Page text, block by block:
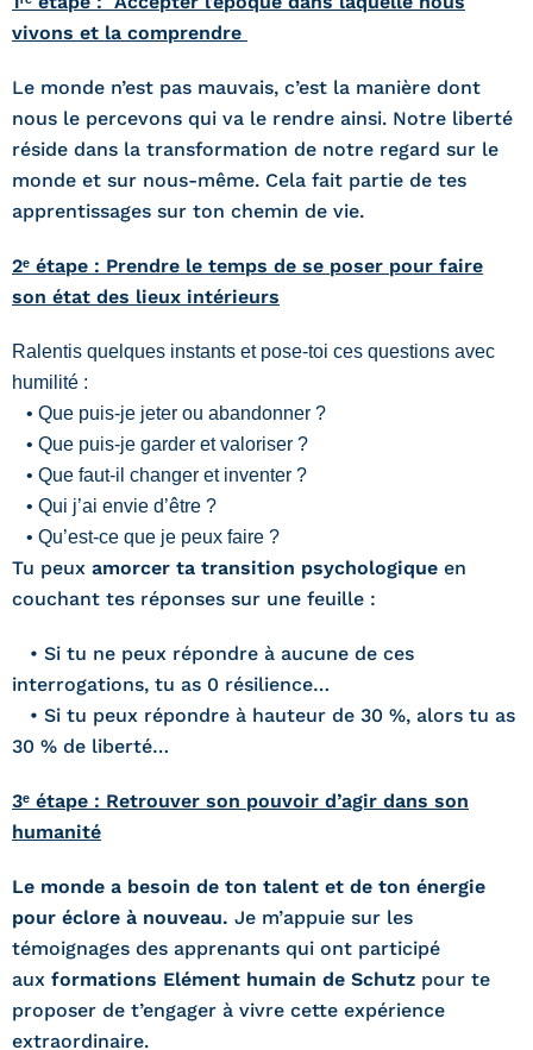
vivons et la comprendre
Le monde n’est pas mauvais, c’est la manière dont
nous le percevons qui va le rendre ainsi. Notre liberté
réside dans la transformation de notre regard sur le
monde et sur nous-même. Cela fait partie de tes
apprentissages sur ton chemin de vie.
2ᵉ étape : Prendre le temps de se poser pour faire
son état des lieux intérieurs
Ralentis quelques instants et pose-toi ces questions avec
humilité :
• Que puis-je jeter ou abandonner ?
• Que puis-je garder et valoriser ?
• Que faut-il changer et inventer ?
• Qui j’ai envie d’être ?
• Qu’est-ce que je peux faire ?
Tu peux amorcer ta transition psychologique en
couchant tes réponses sur une feuille :
• Si tu ne peux répondre à aucune de ces
interrogations, tu as 0 résilience…
• Si tu peux répondre à hauteur de 30 %, alors tu as
30 % de liberté…
3ᵉ étape : Retrouver son pouvoir d’agir dans son
humanité
Le monde a besoin de ton talent et de ton énergie
pour éclore à nouveau. Je m’appuie sur les
témoignages des apprenants qui ont participé
aux formations Elément humain de Schutz pour te
proposer de t’engager à vivre cette expérience
extraordinaire.